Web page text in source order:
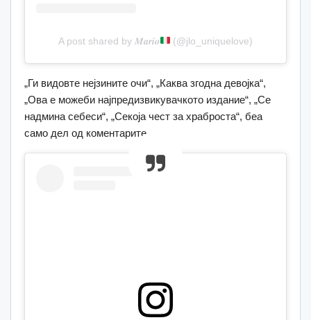
A post shared by 𝑴𝒂𝒓𝒊𝒐 (@jlo_uniquelove)
„Ги видовте нејзините очи“, „Каква згодна девојка“,
„Ова е можеби најпредизвикувачкото издание“, „Се
надмина себеси“, „Секоја чест за храброста“, беа
само дел од коментарите.